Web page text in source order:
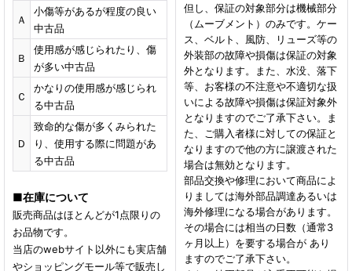
Ａ
小傷等があるが程度の良い
中古品
Ｂ
使用感が感じられたり、傷
が多い中古品
Ｃ
かなりの使用感が感じられ
る中古品
Ｄ
致命的な傷が多くみられた
り、使用する際に問題があ
る中古品
■在庫について
販売商品はほとんどが1点限りの
お品物です。
当店のwebサイト以外にも実店舗
やショッピングモール等で販売し
但し、保証の対象部分は機械部分
（ムーブメント）のみです。ケー
ス、ベルト、風防、リューズ等の
外装部の故障や損傷は保証の対象
外となります。また、水没、落下
等、お客様の不注意や不適切な扱
いによる故障や損傷は保証対象外
となりますのでご了承下さい。ま
た、ご購入者様に対しての保証と
なりますので他の方に譲渡された
場合は無効となります。
部品交換や修理において商品によ
りましては海外部品調達あるいは
海外修理になる場合があります。
その場合には相当の日数（通常3
ヶ月以上）を要する場合が あり
ますのでご了承下さい。